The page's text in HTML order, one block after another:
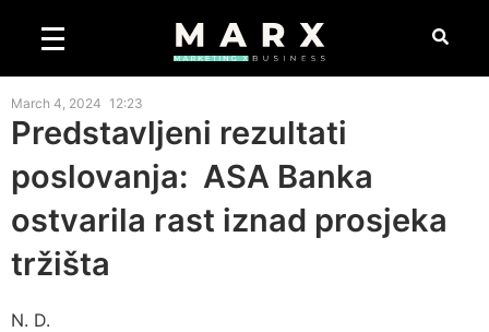
March 4, 2024 12:23
Predstavljeni rezultati
poslovanja: ASA Banka
ostvarila rast iznad prosjeka
tržišta
N. D.